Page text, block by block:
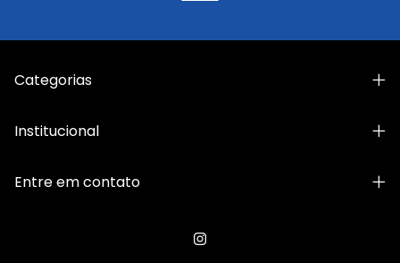
Categorias
Institucional
Entre em contato